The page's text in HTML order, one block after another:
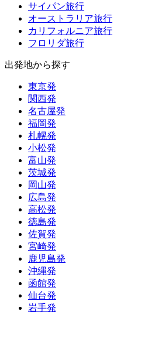
サイパン旅行
オーストラリア旅行
カリフォルニア旅行
フロリダ旅行
出発地から探す
東京発
関西発
名古屋発
福岡発
札幌発
小松発
富山発
茨城発
岡山発
広島発
高松発
徳島発
佐賀発
宮崎発
鹿児島発
沖縄発
函館発
仙台発
岩手発